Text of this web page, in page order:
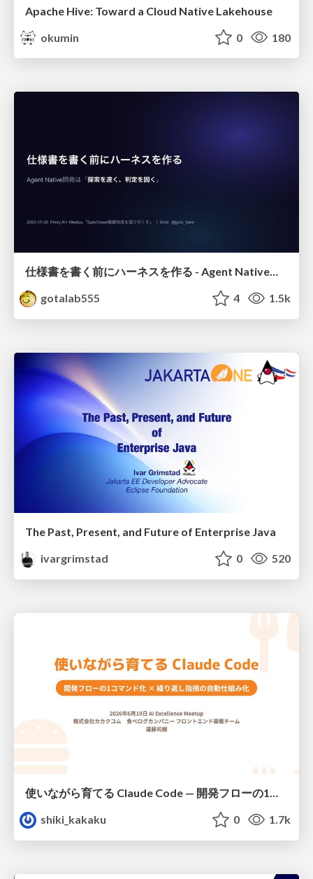
Apache Hive: Toward a Cloud Native Lakehouse
okumin
0 180
仕様書を書く前にハーネスを作る - Agent Native開発は「探索を速く、判定を固く」
gotalab555
4 1.5k
The Past, Present, and Future of Enterprise Java
ivargrimstad
0 520
shiki_kakaku
0 1.7k